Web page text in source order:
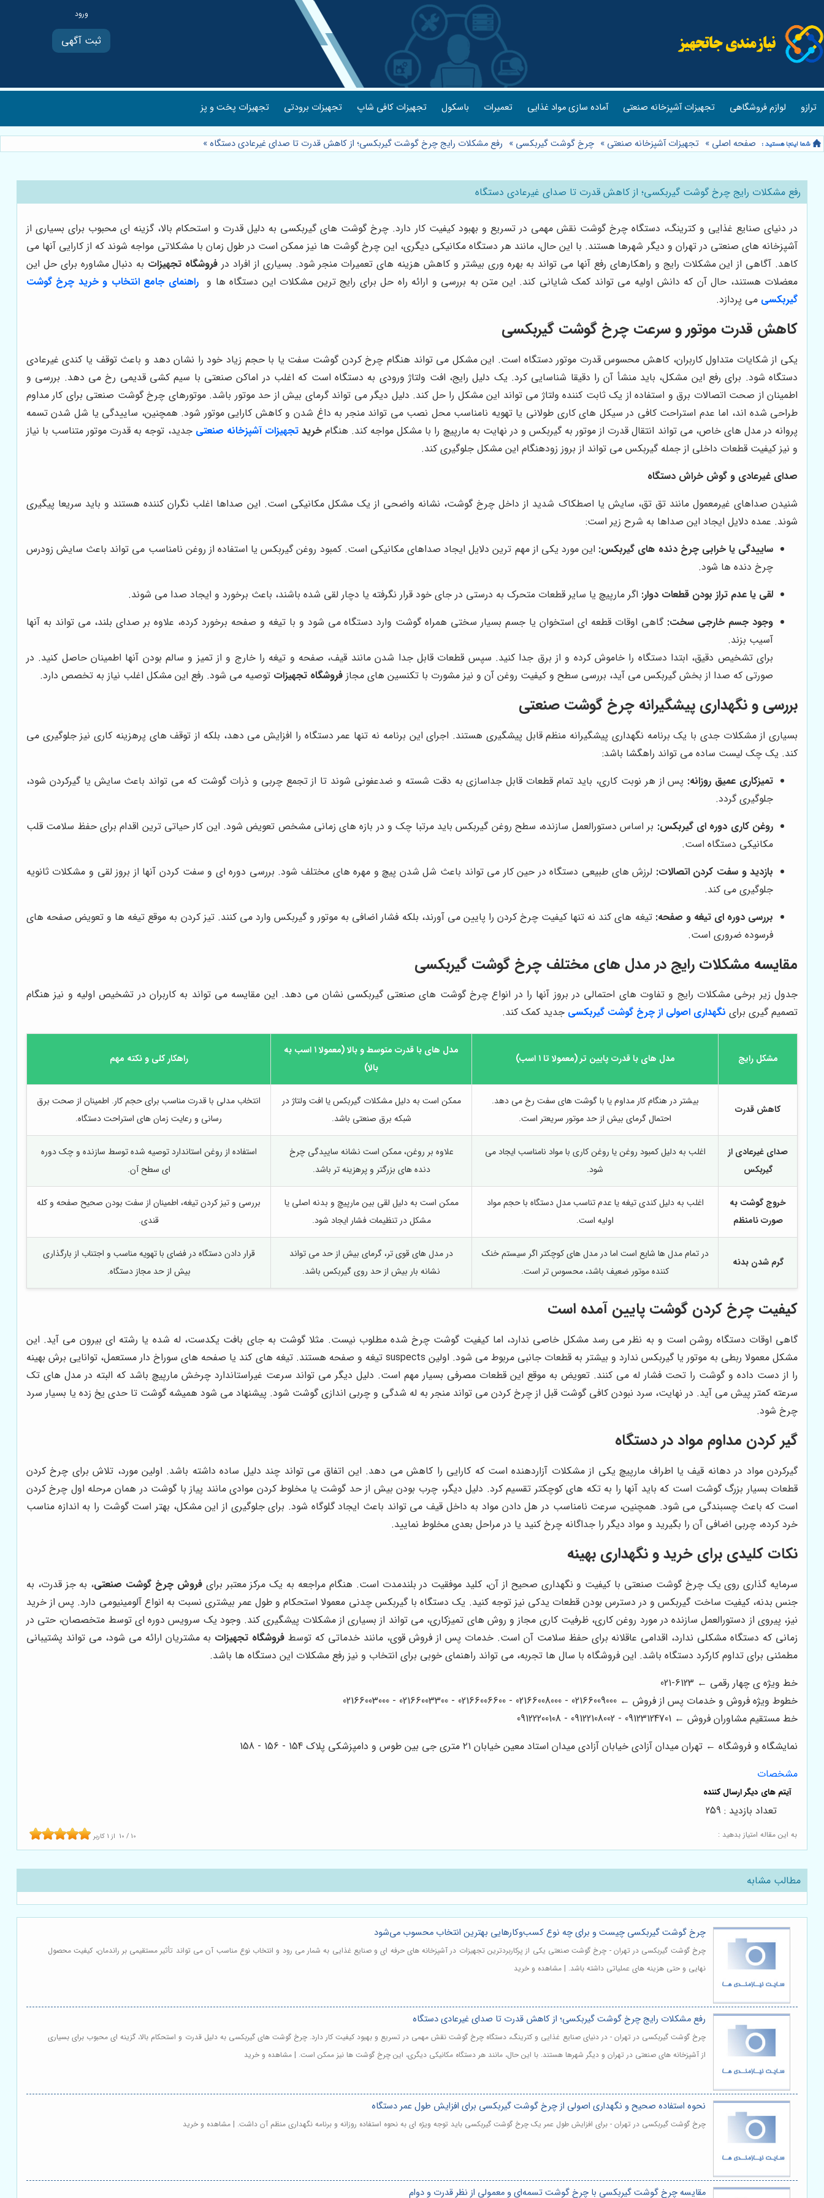
ثبت آگهی
ترازو لوازم فروشگاهی تجهیزات آشپزخانه صنعتی آماده سازی مواد غذایی تعمیرات باسکول تجهیزات کافی شاپ تجهیزات برودتی تجهیزات پخت و پز
صفحه اصلی » تجهیزات آشپزخانه صنعتی » چرخ گوشت گیربکسی » رفع مشکلات رایج چرخ گوشت گیربکسی؛ از کاهش قدرت تا صدای غیرعادی دستگاه»
رفع مشکلات رایج چرخ گوشت گیربکسی؛ از کاهش قدرت تا صدای غیرعادی دستگاه
در دنیای صنایع غذایی و کترینگ، دستگاه چرخ گوشت نقش مهمی در تسریع و بهبود کیفیت کار دارد. چرخ گوشت های گیربکسی به دلیل قدرت و استحکام بالا، گزینه ای محبوب برای بسیاری از
آشپزخانه های صنعتی در تهران و دیگر شهرها هستند. با این حال، مانند هر دستگاه مکانیکی دیگری، این چرخ گوشت ها نیز ممکن است در طول زمان با مشکلاتی مواجه شوند که از کارایی آنها می
کاهد. آگاهی از این مشکلات رایج و راهکارهای رفع آنها می تواند به بهره وری بیشتر و کاهش هزینه های تعمیرات منجر شود. بسیاری از افراد در فروشگاه تجهیزات به دنبال مشاوره برای حل این
معضلات هستند، حال آن که دانش اولیه می تواند کمک شایانی کند. این متن به بررسی و ارائه راه حل برای رایج ترین مشکلات این دستگاه ها و راهنمای جامع انتخاب و خرید چرخ گوشت
گیربکسی می پردازد.
کاهش قدرت موتور و سرعت چرخ گوشت گیربکسی
یکی از شکایات متداول کاربران، کاهش محسوس قدرت موتور دستگاه است. این مشکل می تواند هنگام چرخ کردن گوشت سفت یا با حجم زیاد خود را نشان دهد و باعث توقف یا کندی غیرعادی
دستگاه شود. برای رفع این مشکل، باید منشأ آن را دقیقا شناسایی کرد. یک دلیل رایج، افت ولتاژ ورودی به دستگاه است که اغلب در اماکن صنعتی با سیم کشی قدیمی رخ می دهد. بررسی و
اطمینان از صحت اتصالات برق و استفاده از یک ثابت کننده ولتاژ می تواند این مشکل را حل کند. دلیل دیگر می تواند گرمای بیش از حد موتور باشد. موتورهای چرخ گوشت صنعتی برای کار مداوم
طراحی شده اند، اما عدم استراحت کافی در سیکل های کاری طولانی یا تهویه نامناسب محل نصب می تواند منجر به داغ شدن و کاهش کارایی موتور شود. همچنین، ساییدگی یا شل شدن تسمه
پروانه در مدل های خاص، می تواند انتقال قدرت از موتور به گیربکس و در نهایت به مارپیچ را با مشکل مواجه کند. هنگامخریدتجهیزات آشپزخانه صنعتی جدید، توجه به قدرت موتور متناسب با نیاز
و نیز کیفیت قطعات داخلی از جمله گیربکس می تواند از بروز زودهنگام این مشکل جلوگیری کند.
صدای غیرعادی و گوش خراش دستگاه
شنیدن صداهای غیرمعمول مانند تق تق، سایش یا اصطکاک شدید از داخل چرخ گوشت، نشانه واضحی از یک مشکل مکانیکی است. این صداها اغلب نگران کننده هستند و باید سریعا پیگیری
شوند. عمده دلایل ایجاد این صداها به شرح زیر است:
ساییدگی یا خرابی چرخ دنده های گیربکس: این مورد یکی از مهم ترین دلایل ایجاد صداهای مکانیکی است. کمبود روغن گیربکس یا استفاده از روغن نامناسب می تواند باعث سایش زودرس
چرخ دنده ها شود.
لقی یا عدم تراز بودن قطعات دوار: اگر مارپیچ یا سایر قطعات متحرک به درستی در جای خود قرار نگرفته یا دچار لقی شده باشند، باعث برخورد و ایجاد صدا می شوند.
وجود جسم خارجی سخت: گاهی اوقات قطعه ای استخوان یا جسم بسیار سختی همراه گوشت وارد دستگاه می شود و با تیغه و صفحه برخورد کرده، علاوه بر صدای بلند، می تواند به آنها
آسیب بزند.
برای تشخیص دقیق، ابتدا دستگاه را خاموش کرده و از برق جدا کنید. سپس قطعات قابل جدا شدن مانند قیف، صفحه و تیغه را خارج و از تمیز و سالم بودن آنها اطمینان حاصل کنید. در
صورتی که صدا از بخش گیربکس می آید، بررسی سطح و کیفیت روغن آن و نیز مشورت با تکنسین های مجاز فروشگاه تجهیزات توصیه می شود. رفع این مشکل اغلب نیاز به تخصص دارد.
بررسی و نگهداری پیشگیرانه چرخ گوشت صنعتی
بسیاری از مشکلات جدی با یک برنامه نگهداری پیشگیرانه منظم قابل پیشگیری هستند. اجرای این برنامه نه تنها عمر دستگاه را افزایش می دهد، بلکه از توقف های پرهزینه کاری نیز جلوگیری می
کند. یک چک لیست ساده می تواند راهگشا باشد:
تمیزکاری عمیق روزانه: پس از هر نوبت کاری، باید تمام قطعات قابل جداسازی به دقت شسته و ضدعفونی شوند تا از تجمع چربی و ذرات گوشت که می تواند باعث سایش یا گیرکردن شود،
جلوگیری گردد.
روغن کاری دوره ای گیربکس: بر اساس دستورالعمل سازنده، سطح روغن گیربکس باید مرتبا چک و در بازه های زمانی مشخص تعویض شود. این کار حیاتی ترین اقدام برای حفظ سلامت قلب
مکانیکی دستگاه است.
بازدید و سفت کردن اتصالات: لرزش های طبیعی دستگاه در حین کار می تواند باعث شل شدن پیچ و مهره های مختلف شود. بررسی دوره ای و سفت کردن آنها از بروز لقی و مشکلات ثانویه
جلوگیری می کند.
بررسی دوره ای تیغه و صفحه: تیغه های کند نه تنها کیفیت چرخ کردن را پایین می آورند، بلکه فشار اضافی به موتور و گیربکس وارد می کنند. تیز کردن به موقع تیغه ها و تعویض صفحه های
فرسوده ضروری است.
مقایسه مشکلات رایج در مدل های مختلف چرخ گوشت گیربکسی
جدول زیر برخی مشکلات رایج و تفاوت های احتمالی در بروز آنها را در انواع چرخ گوشت های صنعتی گیربکسی نشان می دهد. این مقایسه می تواند به کاربران در تشخیص اولیه و نیز هنگام
تصمیم گیری برای نگهداری اصولی از چرخ گوشت گیربکسی جدید کمک کند.
مشکل رایج مدل های با قدرت پایین تر (معمولا تا ۱ اسب)
مدل های با قدرت متوسط و بالا (معمولا ۱ اسب به
بالا)
راهکار کلی و نکته مهم
کاهش قدرت
بیشتر در هنگام کار مداوم یا با گوشت های سفت رخ می دهد.
احتمال گرمای بیش از حد موتور سریعتر است.
ممکن است به دلیل مشکلات گیربکس یا افت ولتاژ در
شبکه برق صنعتی باشد.
انتخاب مدلی با قدرت مناسب برای حجم کار. اطمینان از صحت برق
رسانی و رعایت زمان های استراحت دستگاه.
صدای غیرعادی از
گیربکس
اغلب به دلیل کمبود روغن یا روغن کاری با مواد نامناسب ایجاد می
شود.
علاوه بر روغن، ممکن است نشانه ساییدگی چرخ
دنده های بزرگتر و پرهزینه تر باشد.
استفاده از روغن استاندارد توصیه شده توسط سازنده و چک دوره
ای سطح آن.
خروج گوشت به
صورت نامنظم
اغلب به دلیل کندی تیغه یا عدم تناسب مدل دستگاه با حجم مواد
اولیه است.
ممکن است به دلیل لقی بین مارپیچ و بدنه اصلی یا
مشکل در تنظیمات فشار ایجاد شود.
بررسی و تیز کردن تیغه، اطمینان از سفت بودن صحیح صفحه و کله
قندی.
گرم شدن بدنه
در تمام مدل ها شایع است اما در مدل های کوچکتر اگر سیستم خنک
کننده موتور ضعیف باشد، محسوس تر است.
در مدل های قوی تر، گرمای بیش از حد می تواند
نشانه بار بیش از حد روی گیربکس باشد.
قرار دادن دستگاه در فضای با تهویه مناسب و اجتناب از بارگذاری
بیش از حد مجاز دستگاه.
کیفیت چرخ کردن گوشت پایین آمده است
گاهی اوقات دستگاه روشن است و به نظر می رسد مشکل خاصی ندارد، اما کیفیت گوشت چرخ شده مطلوب نیست. مثلا گوشت به جای بافت یکدست، له شده یا رشته ای بیرون می آید. این
مشکل معمولا ربطی به موتور یا گیربکس ندارد و بیشتر به قطعات جانبی مربوط می شود. اولین suspects تیغه و صفحه هستند. تیغه های کند یا صفحه های سوراخ دار مستعمل، توانایی برش بهینه
را از دست داده و گوشت را تحت فشار له می کنند. تعویض به موقع این قطعات مصرفی بسیار مهم است. دلیل دیگر می تواند سرعت غیراستاندارد چرخش مارپیچ باشد که البته در مدل های تک
سرعته کمتر پیش می آید. در نهایت، سرد نبودن کافی گوشت قبل از چرخ کردن می تواند منجر به له شدگی و چربی اندازی گوشت شود. پیشنهاد می شود همیشه گوشت تا حدی یخ زده یا بسیار سرد
چرخ شود.
گیر کردن مداوم مواد در دستگاه
گیرکردن مواد در دهانه قیف یا اطراف مارپیچ یکی از مشکلات آزاردهنده است که کارایی را کاهش می دهد. این اتفاق می تواند چند دلیل ساده داشته باشد. اولین مورد، تلاش برای چرخ کردن
قطعات بسیار بزرگ گوشت است که باید آنها را به تکه های کوچکتر تقسیم کرد. دلیل دیگر، چرب بودن بیش از حد گوشت یا مخلوط کردن موادی مانند پیاز با گوشت در همان مرحله اول چرخ کردن
است که باعث چسبندگی می شود. همچنین، سرعت نامناسب در هل دادن مواد به داخل قیف می تواند باعث ایجاد گلوگاه شود. برای جلوگیری از این مشکل، بهتر است گوشت را به اندازه مناسب
خرد کرده، چربی اضافی آن را بگیرید و مواد دیگر را جداگانه چرخ کنید یا در مراحل بعدی مخلوط نمایید.
نکات کلیدی برای خرید و نگهداری بهینه
سرمایه گذاری روی یک چرخ گوشت صنعتی با کیفیت و نگهداری صحیح از آن، کلید موفقیت در بلندمدت است. هنگام مراجعه به یک مرکز معتبر برایفروش چرخ گوشت صنعتی، به جز قدرت، به
جنس بدنه، کیفیت ساخت گیربکس و در دسترس بودن قطعات یدکی نیز توجه کنید. یک دستگاه با گیربکس چدنی معمولا استحکام و طول عمر بیشتری نسبت به انواع آلومینیومی دارد. پس از خرید
نیز، پیروی از دستورالعمل سازنده در مورد روغن کاری، ظرفیت کاری مجاز و روش های تمیزکاری، می تواند از بسیاری از مشکلات پیشگیری کند. وجود یک سرویس دوره ای توسط متخصصان، حتی در
زمانی که دستگاه مشکلی ندارد، اقدامی عاقلانه برای حفظ سلامت آن است. خدمات پس از فروش قوی، مانند خدماتی که توسط فروشگاه تجهیزات به مشتریان ارائه می شود، می تواند پشتیبانی
مطمئنی برای تداوم کارکرد دستگاه باشد. این فروشگاه با سال ها تجربه، می تواند راهنمای خوبی برای انتخاب و نیز رفع مشکلات این دستگاه ها باشد.
خط ویژه ی چهار رقمی ← 6123-021
خطوط ویژه فروش و خدمات پس از فروش ← 02166009000 - 02166008000 - 02166006600 - 02166003300 - 02166003000
خط مستقیم مشاوران فروش ← 09123124701 - 09122108002 - 09122200108
نمایشگاه و فروشگاه ← تهران میدان آزادی خیابان آزادی میدان استاد معین خیابان ۲۱ متری جی بین طوس و دامپزشکی پلاک 154 - 156 - 158
مشخصات
به این مقاله امتیاز بدهید : 10 / 10 از 1 کاربر
تعداد بازدید : 259
مطالب مشابه
چرخ گوشت گیربکسی چیست و برای چه نوع کسب‌وکارهایی بهترین انتخاب محسوب می‌شود
چرخ گوشت گیربکسی در تهران - چرخ گوشت صنعتی یکی از پرکاربردترین تجهیزات در آشپزخانه های حرفه ای و صنایع غذایی به شمار می رود و انتخاب نوع مناسب آن می تواند تأثیر مستقیمی بر راندمان، کیفیت محصول
نهایی و حتی هزینه های عملیاتی داشته باشد. | مشاهده و خرید
رفع مشکلات رایج چرخ گوشت گیربکسی؛ از کاهش قدرت تا صدای غیرعادی دستگاه
چرخ گوشت گیربکسی در تهران - در دنیای صنایع غذایی و کترینگ، دستگاه چرخ گوشت نقش مهمی در تسریع و بهبود کیفیت کار دارد. چرخ گوشت های گیربکسی به دلیل قدرت و استحکام بالا، گزینه ای محبوب برای بسیاری
از آشپزخانه های صنعتی در تهران و دیگر شهرها هستند. با این حال، مانند هر دستگاه مکانیکی دیگری، این چرخ گوشت ها نیز ممکن است. | مشاهده و خرید
نحوه استفاده صحیح و نگهداری اصولی از چرخ گوشت گیربکسی برای افزایش طول عمر دستگاه
چرخ گوشت گیربکسی در تهران - برای افزایش طول عمر یک چرخ گوشت گیربکسی باید توجه ویژه ای به نحوه استفاده روزانه و برنامه نگهداری منظم آن داشت. | مشاهده و خرید
مقایسه چرخ گوشت گیربکسی با چرخ گوشت تسمه‌ای و معمولی از نظر قدرت و دوام